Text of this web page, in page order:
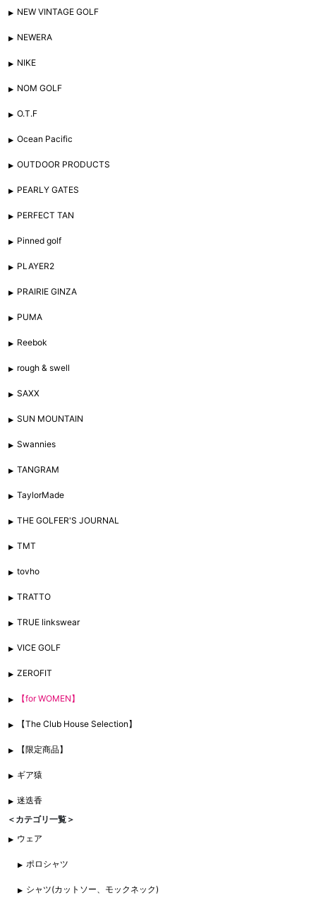
NEW VINTAGE GOLF
NEWERA
NIKE
NOM GOLF
O.T.F
Ocean Pacific
OUTDOOR PRODUCTS
PEARLY GATES
PERFECT TAN
Pinned golf
PLAYER2
PRAIRIE GINZA
PUMA
Reebok
rough & swell
SAXX
SUN MOUNTAIN
Swannies
TANGRAM
TaylorMade
THE GOLFER'S JOURNAL
TMT
tovho
TRATTO
TRUE linkswear
VICE GOLF
ZEROFIT
【for WOMEN】
【The Club House Selection】
【限定商品】
ギア猿
迷迭香
＜カテゴリ一覧＞
ウェア
ポロシャツ
シャツ(カットソー、モックネック)